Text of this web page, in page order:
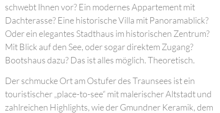
schwebt Ihnen vor? Ein modernes Appartement mit
Dachterasse? Eine historische Villa mit Panoramablick?
Oder ein elegantes Stadthaus im historischen Zentrum?
Mit Blick auf den See, oder sogar direktem Zugang?
Bootshaus dazu? Das ist alles möglich. Theoretisch.
Der schmucke Ort am Ostufer des Traunsees ist ein
touristischer „place-to-see“ mit malerischer Altstadt und
zahlreichen Highlights, wie der Gmundner Keramik, dem